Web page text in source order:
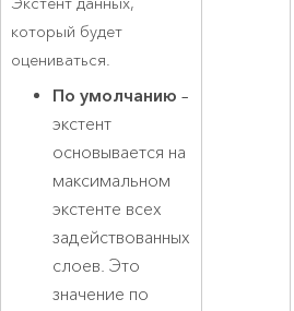
который будет
оцениваться.
По умолчанию –
экстент
основывается на
максимальном
экстенте всех
задействованных
слоев. Это
значение по